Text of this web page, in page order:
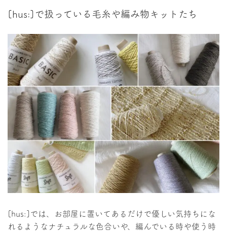
[hus:]で扱っている毛糸や編み物キットたち
[hus:]では、お部屋に置いてあるだけで優しい気持ちにな
れるようなナチュラルな色合いや、編んでいる時や使う時